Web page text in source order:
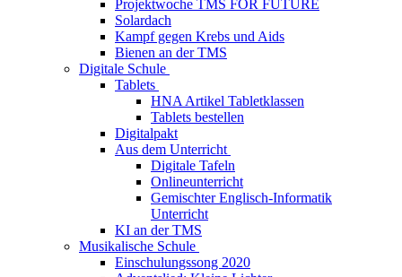
Projektwoche TMS FOR FUTURE
Solardach
Kampf gegen Krebs und Aids
Bienen an der TMS
Digitale Schule
Tablets
HNA Artikel Tabletklassen
Tablets bestellen
Digitalpakt
Aus dem Unterricht
Digitale Tafeln
Onlineunterricht
Gemischter Englisch-Informatik
Unterricht
KI an der TMS
Musikalische Schule
Einschulungssong 2020